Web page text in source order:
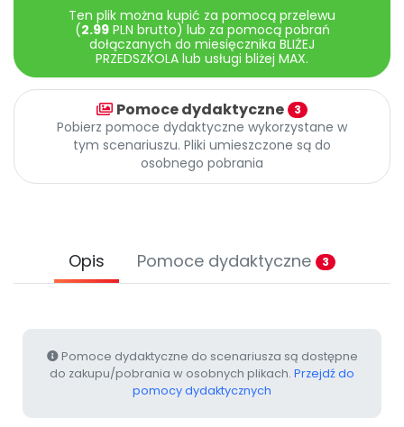
Archiwalne numery
Pomoc
Promocje
Ten plik można kupić za pomocą przelewu
(2.99PLN brutto) lub za pomocą pobrań
dołączanych do miesięcznika BLIŻEJ
PRZEDSZKOLA lub usługi bliżej MAX.
Pomoce dydaktyczne 3
Pobierz pomoce dydaktyczne wykorzystane w
tym scenariuszu. Pliki umieszczone są do
osobnego pobrania
Opis Pomoce dydaktyczne 3
Pomoce dydaktyczne do scenariusza są dostępne
do zakupu/pobrania w osobnych plikach. Przejdź do
pomocy dydaktycznych